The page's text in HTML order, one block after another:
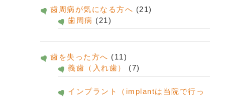
歯周病が気になる方へ (21)
歯周病 (21)
歯を失った方へ (11)
義歯（入れ歯）
(7)
インプラント（implantは当院で行っ